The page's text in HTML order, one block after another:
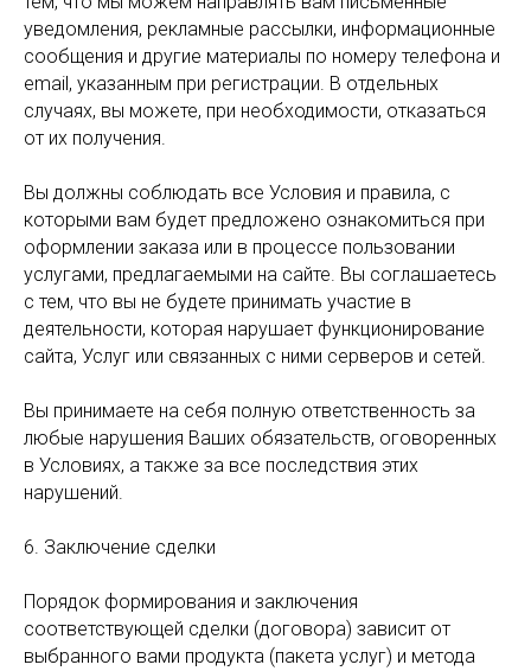
уведомления, рекламные рассылки, информационные
сообщения и другие материалы по номеру телефона и
email, указанным при регистрации. В отдельных
случаях, вы можете, при необходимости, отказаться
от их получения.
Вы должны соблюдать все Условия и правила, с
которыми вам будет предложено ознакомиться при
оформлении заказа или в процессе пользовании
услугами, предлагаемыми на сайте. Вы соглашаетесь
с тем, что вы не будете принимать участие в
деятельности, которая нарушает функционирование
сайта, Услуг или связанных с ними серверов и сетей.
Вы принимаете на себя полную ответственность за
любые нарушения Ваших обязательств, оговоренных
в Условиях, а также за все последствия этих
нарушений.
6. Заключение сделки
Порядок формирования и заключения
соответствующей сделки (договора) зависит от
выбранного вами продукта (пакета услуг) и метода